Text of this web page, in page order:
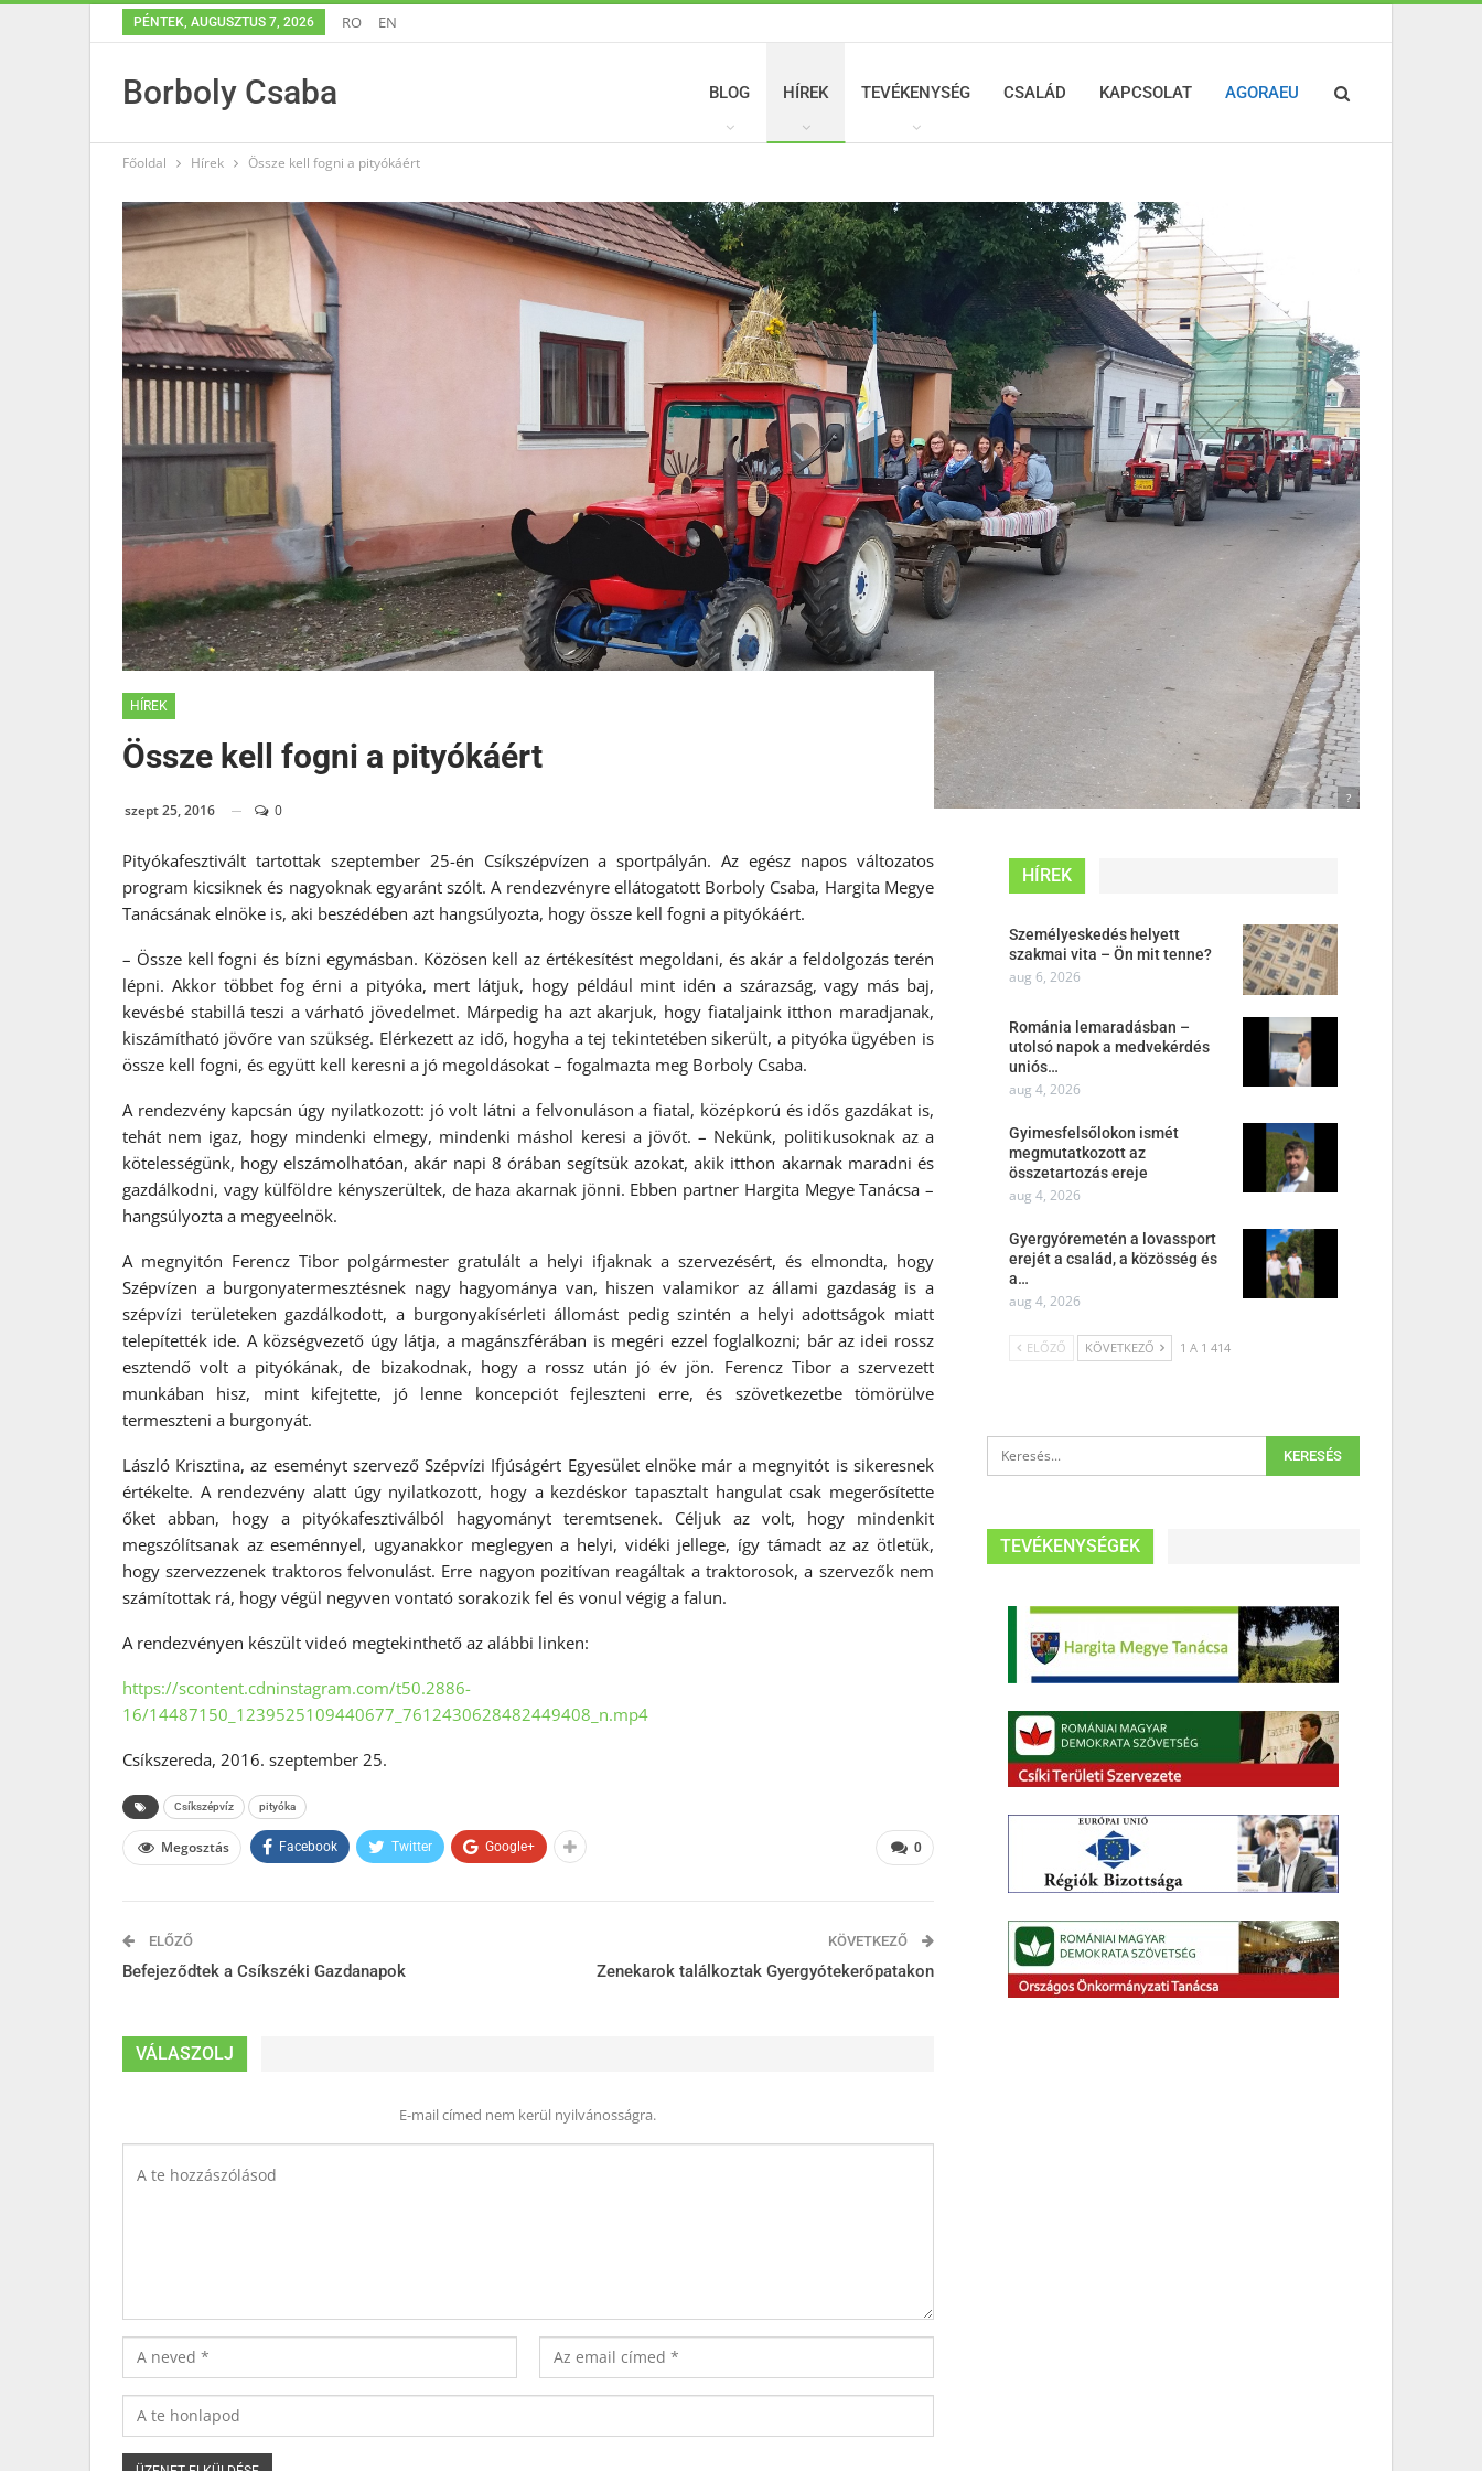
PÉNTEK, AUGUSZTUS 7, 2026 RO EN
Borboly Csaba BLOG HÍREK TEVÉKENYSÉG CSALÁD KAPCSOLAT AGORAEU
Főoldal Hírek Össze kell fogni a pityókáért
?
HÍREK
Össze kell fogni a pityókáért
szept 25, 2016 0
Pityókafesztivált tartottak szeptember 25-én Csíkszépvízen a sportpályán. Az egész napos változatos
program kicsiknek és nagyoknak egyaránt szólt. A rendezvényre ellátogatott Borboly Csaba, Hargita Megye
Tanácsának elnöke is, aki beszédében azt hangsúlyozta, hogy össze kell fogni a pityókáért.
– Össze kell fogni és bízni egymásban. Közösen kell az értékesítést megoldani, és akár a feldolgozás terén
lépni. Akkor többet fog érni a pityóka, mert látjuk, hogy például mint idén a szárazság, vagy más baj,
kevésbé stabillá teszi a várható jövedelmet. Márpedig ha azt akarjuk, hogy fiataljaink itthon maradjanak,
kiszámítható jövőre van szükség. Elérkezett az idő, hogyha a tej tekintetében sikerült, a pityóka ügyében is
össze kell fogni, és együtt kell keresni a jó megoldásokat – fogalmazta meg Borboly Csaba.
A rendezvény kapcsán úgy nyilatkozott: jó volt látni a felvonuláson a fiatal, középkorú és idős gazdákat is,
tehát nem igaz, hogy mindenki elmegy, mindenki máshol keresi a jövőt. – Nekünk, politikusoknak az a
kötelességünk, hogy elszámolhatóan, akár napi 8 órában segítsük azokat, akik itthon akarnak maradni és
gazdálkodni, vagy külföldre kényszerültek, de haza akarnak jönni. Ebben partner Hargita Megye Tanácsa –
hangsúlyozta a megyeelnök.
A megnyitón Ferencz Tibor polgármester gratulált a helyi ifjaknak a szervezésért, és elmondta, hogy
Szépvízen a burgonyatermesztésnek nagy hagyománya van, hiszen valamikor az állami gazdaság is a
szépvízi területeken gazdálkodott, a burgonyakísérleti állomást pedig szintén a helyi adottságok miatt
telepítették ide. A községvezető úgy látja, a magánszférában is megéri ezzel foglalkozni; bár az idei rossz
esztendő volt a pityókának, de bizakodnak, hogy a rossz után jó év jön. Ferencz Tibor a szervezett
munkában hisz, mint kifejtette, jó lenne koncepciót fejleszteni erre, és szövetkezetbe tömörülve
termeszteni a burgonyát.
László Krisztina, az eseményt szervező Szépvízi Ifjúságért Egyesület elnöke már a megnyitót is sikeresnek
értékelte. A rendezvény alatt úgy nyilatkozott, hogy a kezdéskor tapasztalt hangulat csak megerősítette
őket abban, hogy a pityókafesztiválból hagyományt teremtsenek. Céljuk az volt, hogy mindenkit
megszólítsanak az eseménnyel, ugyanakkor meglegyen a helyi, vidéki jellege, így támadt az az ötletük,
hogy szervezzenek traktoros felvonulást. Erre nagyon pozitívan reagáltak a traktorosok, a szervezők nem
számítottak rá, hogy végül negyven vontató sorakozik fel és vonul végig a falun.
A rendezvényen készült videó megtekinthető az alábbi linken:
https://scontent.cdninstagram.com/t50.2886-
16/14487150_1239525109440677_7612430628482449408_n.mp4
Csíkszereda, 2016. szeptember 25.
Csíkszépvíz pityóka
0
Megosztás Facebook Twitter Google+
ELŐZŐ
Befejeződtek a Csíkszéki Gazdanapok
KÖVETKEZŐ
Zenekarok találkoztak Gyergyótekerőpatakon
VÁLASZOLJ
E-mail címed nem kerül nyilvánosságra.
HÍREK
Személyeskedés helyett
szakmai vita – Ön mit tenne?
aug 6, 2026
Románia lemaradásban –
utolsó napok a medvekérdés
uniós…
aug 4, 2026
Gyimesfelsőlokon ismét
megmutatkozott az
összetartozás ereje
aug 4, 2026
Gyergyóremetén a lovassport
erejét a család, a közösség és
a…
aug 4, 2026
ELŐZŐ KÖVETKEZŐ 1 A 1 414
TEVÉKENYSÉGEK